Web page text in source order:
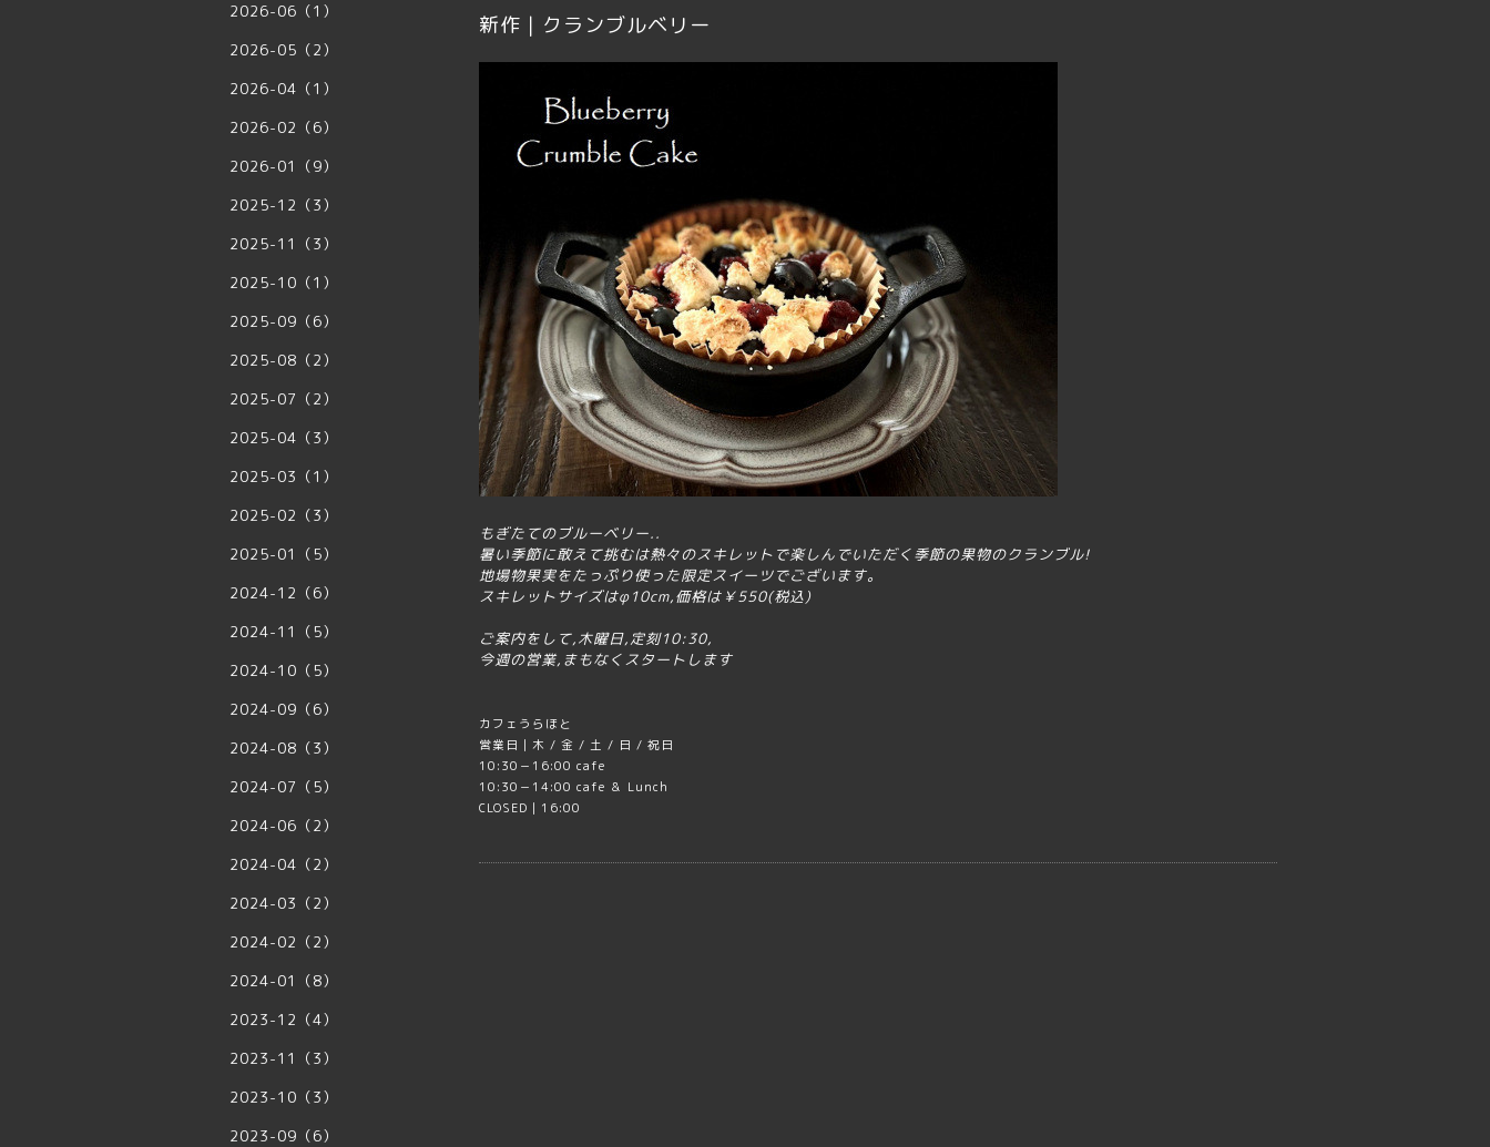
新作｜クランブルベリー
もぎたてのブルーベリー..
暑い季節に敢えて挑むは熱々のスキレットで楽しんでいただく季節の果物のクランブル!
地場物果実をたっぷり使った限定スイーツでございます｡
スキレットサイズはφ10cm,価格は￥550(税込)
ご案内をして,木曜日,定刻10:30,
今週の営業,まもなくスタートします
カフェうらほと
営業日｜木 / 金 / 土 / 日 / 祝日
10:30－16:00 cafe
10:30－14:00 cafe ＆ Lunch
CLOSED｜16:00
2026-06（1）
2026-05（2）
2026-04（1）
2026-02（6）
2026-01（9）
2025-12（3）
2025-11（3）
2025-10（1）
2025-09（6）
2025-08（2）
2025-07（2）
2025-04（3）
2025-03（1）
2025-02（3）
2025-01（5）
2024-12（6）
2024-11（5）
2024-10（5）
2024-09（6）
2024-08（3）
2024-07（5）
2024-06（2）
2024-04（2）
2024-03（2）
2024-02（2）
2024-01（8）
2023-12（4）
2023-11（3）
2023-10（3）
2023-09（6）